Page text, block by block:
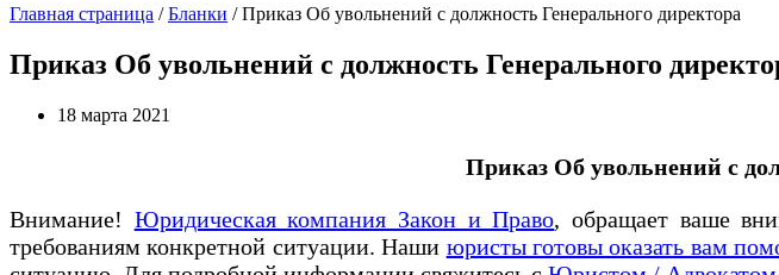
Главная страница /Бланки /Приказ Об увольнений с должность Генерального директора
Приказ Об увольнений с должность Генерального
18 марта 2021
Приказ Об увольнений с
Внимание! Юридическая компания Закон и Право, обращает ваше
требованиям конкретной ситуации. Наши юристы готовы оказать вам